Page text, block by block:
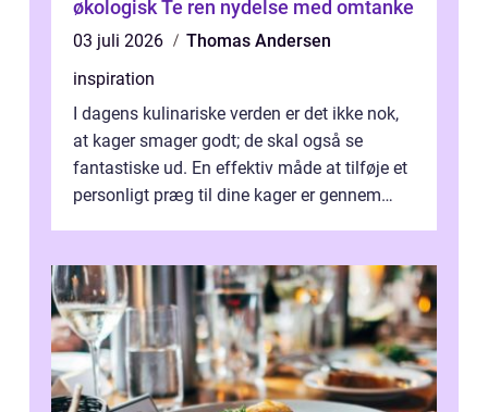
økologisk Te ren nydelse med omtanke
03 juli 2026
Thomas Andersen
inspiration
I dagens kulinariske verden er det ikke nok,
at kager smager godt; de skal også se
fantastiske ud. En effektiv måde at tilføje et
personligt præg til dine kager er gennem